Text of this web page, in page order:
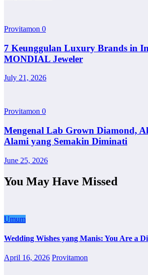
Provitamon 0
7 Keunggulan Luxury Brands in
MONDIAL Jeweler
July 21, 2026
Provitamon 0
Mengenal Lab Grown Diamond,
Alami yang Semakin Diminati
June 25, 2026
You May Have Missed
Umum
Wedding Wishes yang Manis: You Are a
April 16, 2026 Provitamon